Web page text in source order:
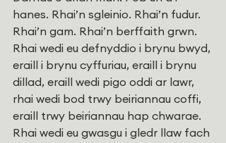
hanes. Rhai’n sgleinio. Rhai’n fudur.
Rhai’n gam. Rhai’n berffaith grwn.
Rhai wedi eu defnyddio i brynu bwyd,
eraill i brynu cyffuriau, eraill i brynu
dillad, eraill wedi pigo oddi ar lawr,
rhai wedi bod trwy beiriannau coffi,
eraill trwy beiriannau hap chwarae.
Rhai wedi eu gwasgu i gledr llaw fach